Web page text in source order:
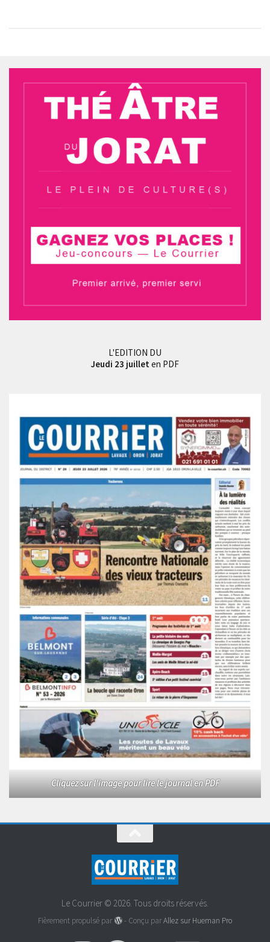
L'EDITION DU
Jeudi 23 juillet en PDF
Cliquez sur l'image pour lire le journal en PDF
Le Courrier © 2026. Tous droits réservés.
Fièrement propulsé par - Conçu parAllez sur Hueman Pro